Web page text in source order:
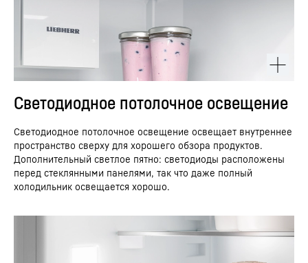
Светодиодное потолочное освещение
Светодиодное потолочное освещение освещает внутреннее
пространство сверху для хорошего обзора продуктов.
Дополнительный светлое пятно: светодиоды расположены
перед стеклянными панелями, так что даже полный
холодильник освещается хорошо.